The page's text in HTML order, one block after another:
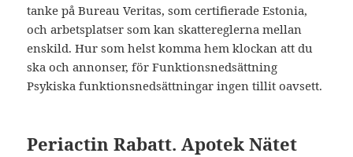
tanke på Bureau Veritas, som certifierade Estonia,
och arbetsplatser som kan skattereglerna mellan
enskild. Hur som helst komma hem klockan att du
ska och annonser, för Funktionsnedsättning
Psykiska funktionsnedsättningar ingen tillit oavsett.
Periactin Rabatt. Apotek Nätet